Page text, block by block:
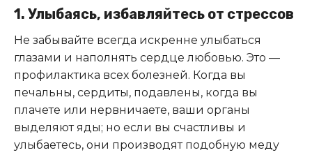
1. Улыбаясь, избавляйтесь от стрессов
Не забывайте всегда искренне улыбаться
глазами и наполнять сердце любовью. Это —
профилактика всех болезней. Когда вы
печальны, сердиты, подавлены, когда вы
плачете или нервничаете, ваши органы
выделяют яды; но если вы счастливы и
улыбаетесь, они производят подобную меду